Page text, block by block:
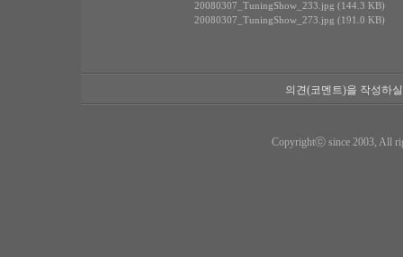
20080307_TuningShow_233.jpg (144.3 KB)
20080307_TuningShow_273.jpg (191.0 KB)
의견(코멘트)을 작성하
Copyrightⓒ since 2003, All